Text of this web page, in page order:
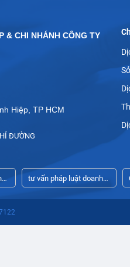
& CHI NHÁNH CÔNG TY
Hiệp, TP HCM
ĐƯỜNG
tư vấn pháp luật doanh
nghiệp thường xuyên